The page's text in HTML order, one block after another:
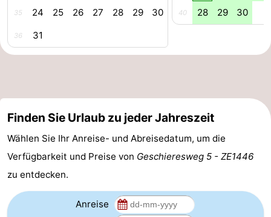
Brouwershaven
Bruinisse
-
Natur
Oosterschelde
-
Burgh
Haamstede
-
Natur
Kop
van
Walcheren
-
Veere
-
35 24 25 26 27 28 29 30
36 31
40 28 29 30
Finden Sie Urlaub zu jeder Jahreszeit
Wählen Sie Ihr Anreise- und Abreisedatum, um die
Verfügbarkeit und Preise von Geschieresweg 5 - ZE1446
zu entdecken.
Anreise